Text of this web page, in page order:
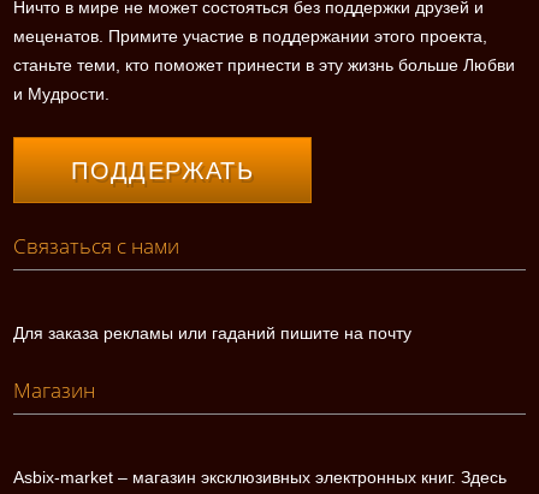
Ничто в мире не может состояться без поддержки друзей и
меценатов. Примите участие в поддержании этого проекта,
станьте теми, кто поможет принести в эту жизнь больше Любви
и Мудрости.
ПОДДЕРЖАТЬ
Связаться с нами
Для заказа рекламы или гаданий пишите на почту
Магазин
Asbix-market – магазин эксклюзивных электронных книг. Здесь